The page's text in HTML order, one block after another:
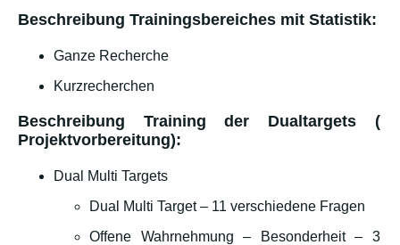
Beschreibung Trainingsbereiches mit Statistik:
Ganze Recherche
Kurzrecherchen
Beschreibung Training der Dualtargets (
Projektvorbereitung):
Dual Multi Targets
Dual Multi Target – 11 verschiedene Fragen
Offene Wahrnehmung – Besonderheit – 3